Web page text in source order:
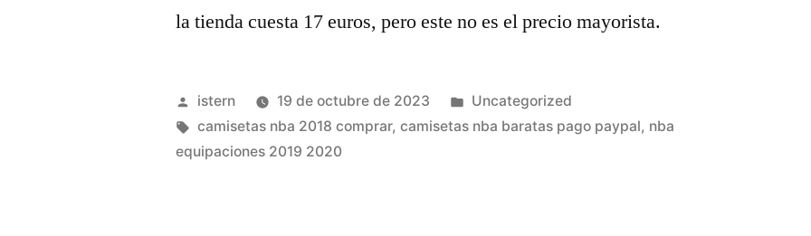
la tienda cuesta 17 euros, pero este no es el precio mayorista.
Publicado
por
istern 19 de octubre de 2023
Publicado
en
Uncategorized
Etiquetas:
camisetas nba 2018 comprar,camisetas nba baratas pago paypal, nba
equipaciones 2019 2020